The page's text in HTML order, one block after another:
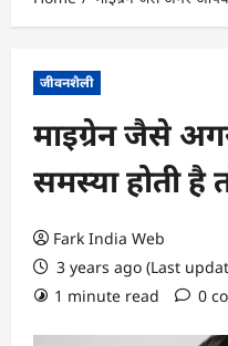
जीवनशैली
माइग्रेन जैसे
समस्या होती है
Fark India Web
3 years ago (Last
1 minute read
0